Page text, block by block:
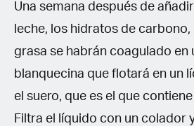
Una semana después de
leche, los hidratos de carbono,
grasa se habrán coagulado en
blanquecina que flotará en un
el suero, que es el que
Filtra el líquido con un colador